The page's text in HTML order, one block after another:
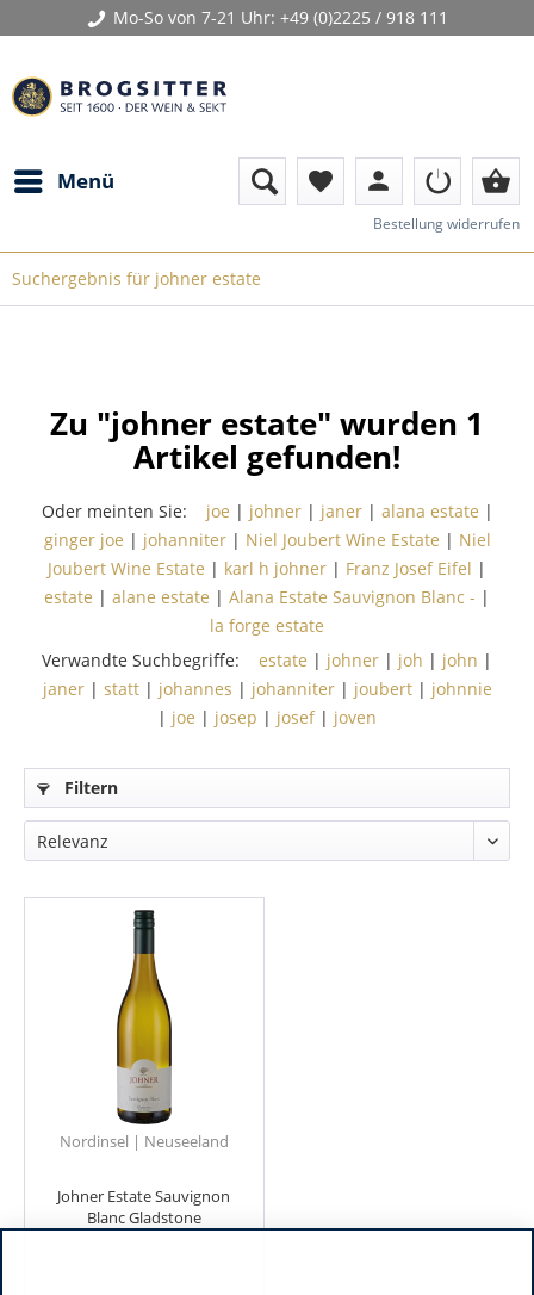
Mo-So von 7-21 Uhr: +49 (0)2225 / 918 111
Menü favorite person shopping_basket
Bestellung widerrufen
Suchergebnis für johner estate
Zu "johner estate" wurden 1
Artikel gefunden!
Oder meinten Sie: joe | johner| janer| alana estate |
ginger joe | johanniter| Niel Joubert Wine Estate | Niel
Joubert Wine Estate | karl h johner | Franz Josef Eifel |
estate | alane estate | Alana Estate Sauvignon Blanc - |
la forge estate
Verwandte Suchbegriffe:
estate | johner | joh | john |
janer| statt| johannes | johanniter| joubert| johnnie
| joe | josep | josef| joven
Filtern
Nordinsel | Neuseeland
Johner Estate Sauvignon
Blanc Gladstone